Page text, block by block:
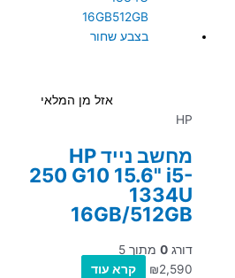
אזל מן המלאי
HP
מחשב נייד HP
250 G10 15.6" i5-
1334U
16GB/512GB
דורג 0 מתוך 5
₪2,590 קרא עוד